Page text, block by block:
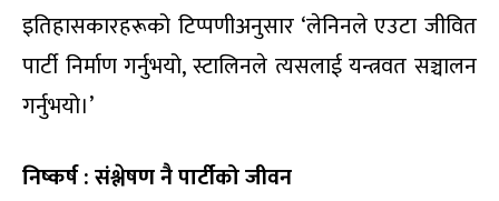
इतिहासकारहरूको टिप्पणीअनुसार ‘लेनिनले एउटा जीवित
पार्टी निर्माण गर्नुभयो, स्टालिनले त्यसलाई यन्त्रवत सञ्चालन
गर्नुभयो।’
निष्कर्ष : संश्लेषण नै पार्टीको जीवन